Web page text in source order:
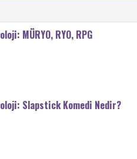
MÜRYO, RYO, RPG
Slapstick Komedi Nedir?